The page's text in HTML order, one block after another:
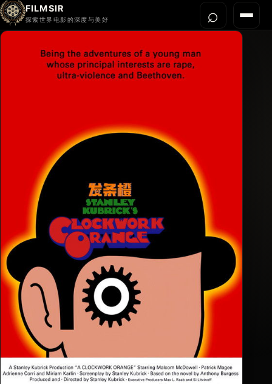
FILMSIR
探索世界电影的深度与美好 菜单
关于我们
⌕打开